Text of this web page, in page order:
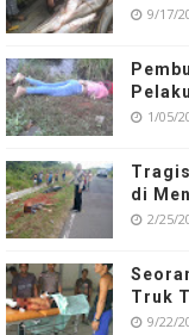
9/17/
1/05/
di
2/25/
Truk
9/22/